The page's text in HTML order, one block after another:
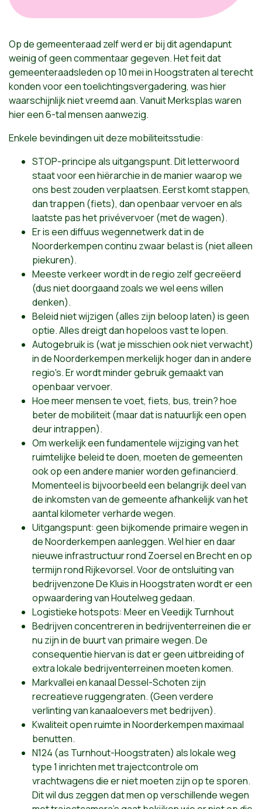
Op de gemeenteraad zelf werd er bij dit agendapunt
weinig of geen commentaar gegeven. Het feit dat
gemeenteraadsleden op 10 mei in Hoogstraten al terecht
konden voor een toelichtingsvergadering, was hier
waarschijnlijk niet vreemd aan. Vanuit Merksplas waren
hier een 6-tal mensen aanwezig.
Enkele bevindingen uit deze mobiliteitsstudie:
STOP-principe als uitgangspunt. Dit letterwoord
staat voor een hiërarchie in de manier waarop we
ons best zouden verplaatsen. Eerst komt stappen,
dan trappen (fiets), dan openbaar vervoer en als
laatste pas het privévervoer (met de wagen).
Er is een diffuus wegennetwerk dat in de
Noorderkempen continu zwaar belast is (niet alleen
piekuren).
Meeste verkeer wordt in de regio zelf gecreëerd
(dus niet doorgaand zoals we wel eens willen
denken).
Beleid niet wijzigen (alles zijn beloop laten) is geen
optie. Alles dreigt dan hopeloos vast te lopen.
Autogebruik is (wat je misschien ook niet verwacht)
in de Noorderkempen merkelijk hoger dan in andere
regio's. Er wordt minder gebruik gemaakt van
openbaar vervoer.
Hoe meer mensen te voet, fiets, bus, trein? hoe
beter de mobiliteit (maar dat is natuurlijk een open
deur intrappen).
Om werkelijk een fundamentele wijziging van het
ruimtelijke beleid te doen, moeten de gemeenten
ook op een andere manier worden gefinancierd.
Momenteel is bijvoorbeeld een belangrijk deel van
de inkomsten van de gemeente afhankelijk van het
aantal kilometer verharde wegen.
Uitgangspunt: geen bijkomende primaire wegen in
de Noorderkempen aanleggen. Wel hier en daar
nieuwe infrastructuur rond Zoersel en Brecht en op
termijn rond Rijkevorsel. Voor de ontsluiting van
bedrijvenzone De Kluis in Hoogstraten wordt er een
opwaardering van Houtelweg gedaan.
Logistieke hotspots: Meer en Veedijk Turnhout
Bedrijven concentreren in bedrijventerreinen die er
nu zijn in de buurt van primaire wegen. De
consequentie hiervan is dat er geen uitbreiding of
extra lokale bedrijventerreinen moeten komen.
Markvallei en kanaal Dessel-Schoten zijn
recreatieve ruggengraten. (Geen verdere
verlinting van kanaaloevers met bedrijven).
Kwaliteit open ruimte in Noorderkempen maximaal
benutten.
N124 (as Turnhout-Hoogstraten) als lokale weg
type 1 inrichten met trajectcontrole om
vrachtwagens die er niet moeten zijn op te sporen.
Dit wil dus zeggen dat men op verschillende wegen